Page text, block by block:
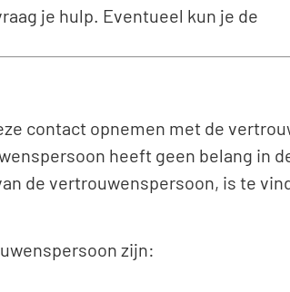
je hulp. Eventueel kun je de
contact opnemen met de
heeft geen belang in
de vertrouwenspersoon, is te
zijn: